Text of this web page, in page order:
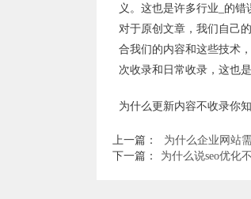
义。这也是许多行业_的
对于原创文章，我们自己
合我们的内容和这些技术
次收录和日常收录，这也
为什么更新内容不收录你
上一篇：
为什么企业网站
下一篇：
为什么说seo优化